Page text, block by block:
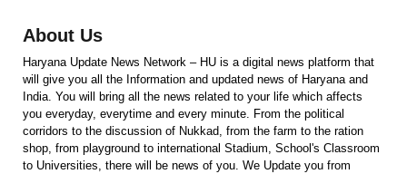
About Us
Haryana Update News Network – HU is a digital news platform that
will give you all the Information and updated news of Haryana and
India. You will bring all the news related to your life which affects
you everyday, everytime and every minute. From the political
corridors to the discussion of Nukkad, from the farm to the ration
shop, from playground to international Stadium, School's Classroom
to Universities, there will be news of you. We Update you from